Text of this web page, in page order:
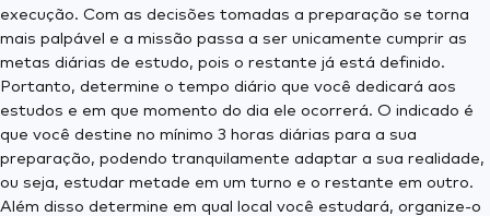
execução. Com as decisões tomadas a preparação se torna
mais palpável e a missão passa a ser unicamente cumprir as
metas diárias de estudo, pois o restante já está definido.
Portanto, determine o tempo diário que você dedicará aos
estudos e em que momento do dia ele ocorrerá. O indicado é
que você destine no mínimo 3 horas diárias para a sua
preparação, podendo tranquilamente adaptar a sua realidade,
ou seja, estudar metade em um turno e o restante em outro.
Além disso determine em qual local você estudará, organize-o